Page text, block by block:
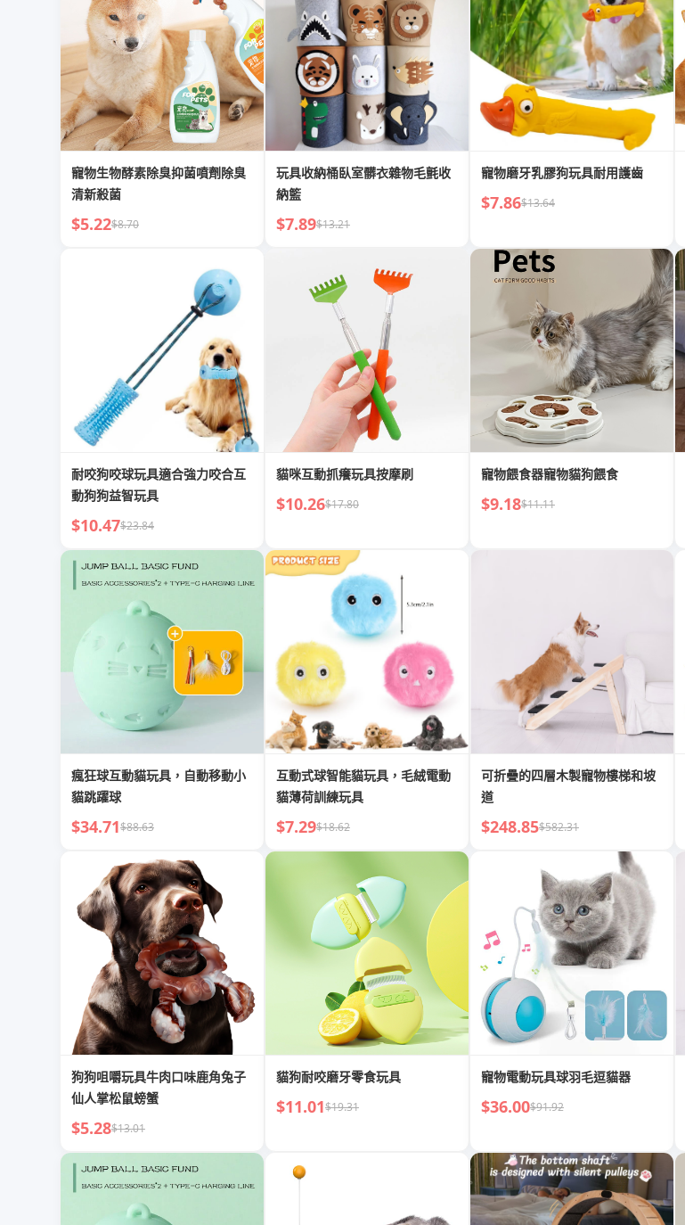
寵物生物酵素除臭抑菌噴劑除臭
清新殺菌
$5.22$8.70
玩具收納桶臥室髒衣雜物毛氈收
納籃
$7.89$13.21
寵物磨牙乳膠狗玩具耐用護齒
$7.86$13.64
耐咬狗咬球玩具適合強力咬合互
動狗狗益智玩具
$10.47$23.84
貓咪互動抓癢玩具按摩刷
$10.26$17.80
寵物餵食器寵物貓狗餵食
$9.18$11.11
瘋狂球互動貓玩具，自動移動小
貓跳躍球
$34.71$88.63
互動式球智能貓玩具，毛絨電動
貓薄荷訓練玩具
$7.29$18.62
可折疊的四層木製寵物樓梯和坡
道
$248.85$582.31
狗狗咀嚼玩具牛肉口味鹿角兔子
仙人掌松鼠螃蟹
$5.28$13.01
貓狗耐咬磨牙零食玩具
$11.01$19.31
寵物電動玩具球羽毛逗貓器
$36.00$91.92